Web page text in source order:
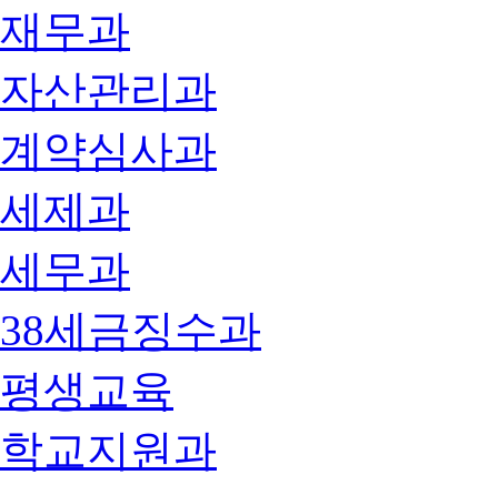
재무과
자산관리과
계약심사과
세제과
세무과
38세금징수과
평생교육
학교지원과